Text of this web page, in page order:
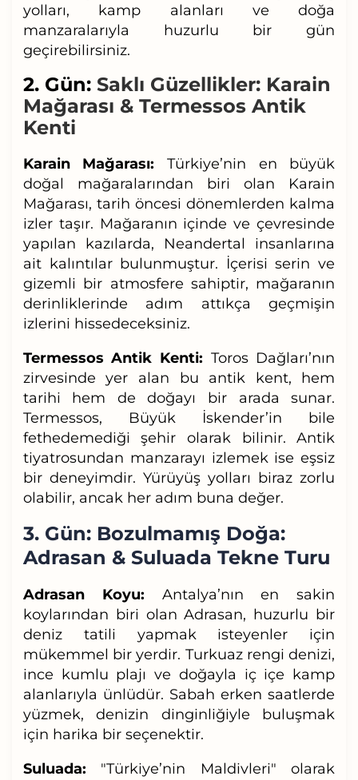
yolları, kamp alanları ve doğa
manzaralarıyla huzurlu bir gün
geçirebilirsiniz.
2. Gün: Saklı Güzellikler: Karain
Mağarası & Termessos Antik
Kenti
Karain Mağarası: Türkiye’nin en büyük
doğal mağaralarından biri olan Karain
Mağarası, tarih öncesi dönemlerden kalma
izler taşır. Mağaranın içinde ve çevresinde
yapılan kazılarda, Neandertal insanlarına
ait kalıntılar bulunmuştur. İçerisi serin ve
gizemli bir atmosfere sahiptir, mağaranın
derinliklerinde adım attıkça geçmişin
izlerini hissedeceksiniz.
Termessos Antik Kenti: Toros Dağları’nın
zirvesinde yer alan bu antik kent, hem
tarihi hem de doğayı bir arada sunar.
Termessos, Büyük İskender’in bile
fethedemediği şehir olarak bilinir. Antik
tiyatrosundan manzarayı izlemek ise eşsiz
bir deneyimdir. Yürüyüş yolları biraz zorlu
olabilir, ancak her adım buna değer.
3. Gün: Bozulmamış Doğa:
Adrasan & Suluada Tekne Turu
Adrasan Koyu: Antalya’nın en sakin
koylarından biri olan Adrasan, huzurlu bir
deniz tatili yapmak isteyenler için
mükemmel bir yerdir. Turkuaz rengi denizi,
ince kumlu plajı ve doğayla iç içe kamp
alanlarıyla ünlüdür. Sabah erken saatlerde
yüzmek, denizin dinginliğiyle buluşmak
için harika bir seçenektir.
Suluada: "Türkiye’nin Maldivleri" olarak